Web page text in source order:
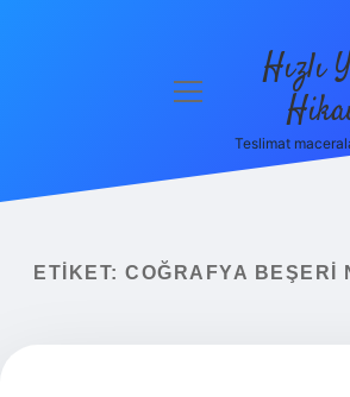
menüyü
Hızlı
Teslimat
ETIKET: COĞRAFYA BEŞERI